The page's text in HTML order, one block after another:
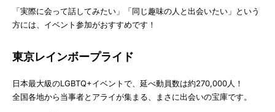
「実際に会って話してみたい」「同じ趣味の人と出会いたい」という
方には、イベント参加がおすすめです！
東京レインボープライド
日本最大級のLGBTQ+イベントで、延べ動員数は約270,000人！
全国各地から当事者とアライが集まる、まさに出会いの宝庫です。